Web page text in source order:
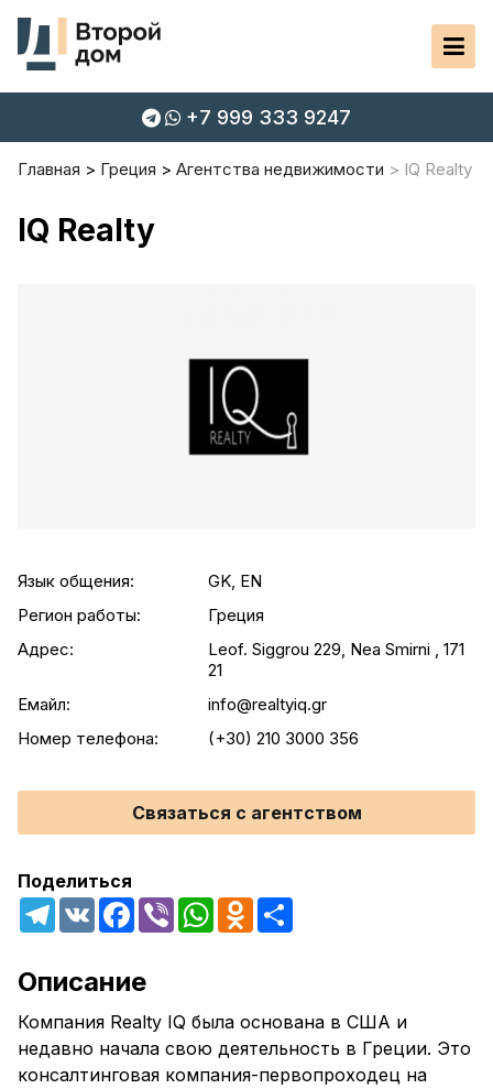
+7 999 333 9247
Главная Греция Агентства недвижимости IQ Realty
IQ Realty
Язык общения:
GK, EN
Регион работы:
Греция
Адрес:
Leof. Siggrou 229, Nea Smirni , 171
21
Емайл:
info@realtyiq.gr
Номер телефона:
(+30) 210 3000 356
Связаться с агентством
Поделиться
Telegram
VK Facebook
Viber WhatsAppOdnoklassniki
Описание
Компания Realty IQ была основана в США и
недавно начала свою деятельность в Греции. Это
консалтинговая компания-первопроходец на